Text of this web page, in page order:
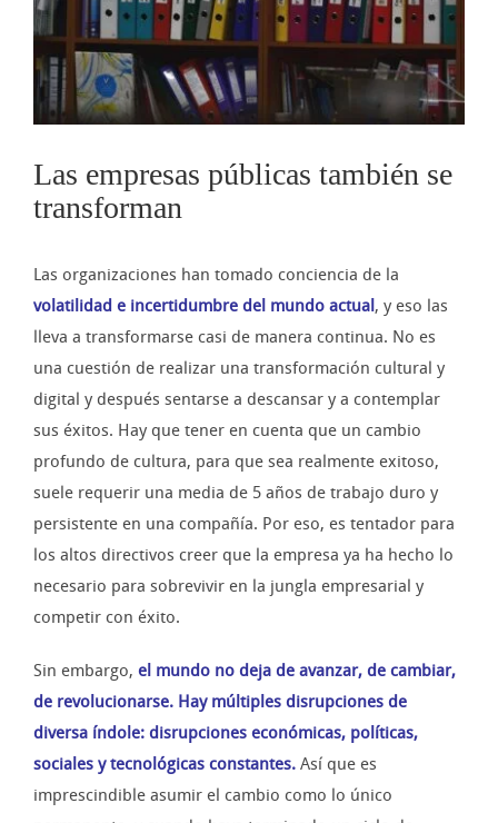
Las empresas públicas también se
transforman
Las organizaciones han tomado conciencia de la
volatilidad e incertidumbre del mundo actual , y eso las
lleva a transformarse casi de manera continua. No es
una cuestión de realizar una transformación cultural y
digital y después sentarse a descansar y a contemplar
sus éxitos. Hay que tener en cuenta que un cambio
profundo de cultura, para que sea realmente exitoso,
suele requerir una media de 5 años de trabajo duro y
persistente en una compañía. Por eso, es tentador para
los altos directivos creer que la empresa ya ha hecho lo
necesario para sobrevivir en la jungla empresarial y
competir con éxito.
Sin embargo, el mundo no deja de avanzar, de cambiar,
de revolucionarse. Hay múltiples disrupciones de
diversa índole: disrupciones económicas, políticas,
sociales y tecnológicas constantes. Así que es
imprescindible asumir el cambio como lo único